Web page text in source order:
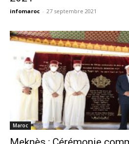
infomaroc - 27 septembre 2021
Maroc